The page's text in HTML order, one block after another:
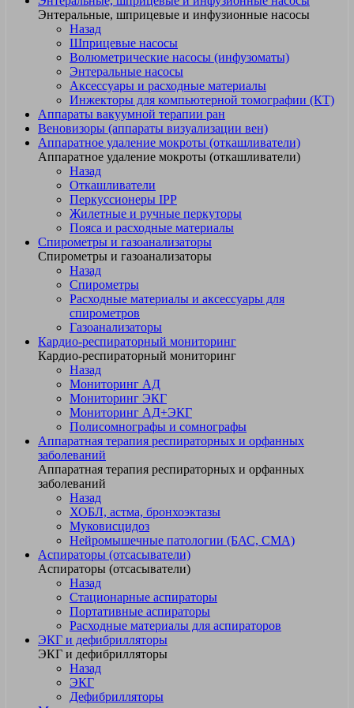
Энтеральные, шприцевые и инфузионные насосы
Назад
Шприцевые насосы
Волюметрические насосы (инфузоматы)
Энтеральные насосы
Аксессуары и расходные материалы
Инжекторы для компьютерной томографии (КТ)
Аппараты вакуумной терапии ран
Веновизоры (аппараты визуализации вен)
Аппаратное удаление мокроты (откашливатели)
Аппаратное удаление мокроты (откашливатели)
Назад
Откашливатели
Перкуссионеры IPP
Жилетные и ручные перкуторы
Пояса и расходные материалы
Спирометры и газоанализаторы
Спирометры и газоанализаторы
Назад
Спирометры
Расходные материалы и аксессуары для
спирометров
Газоанализаторы
Кардио-респираторный мониторинг
Кардио-респираторный мониторинг
Назад
Мониторинг АД
Мониторинг ЭКГ
Мониторинг АД+ЭКГ
Полисомнографы и сомнографы
Аппаратная терапия респираторных и орфанных
заболеваний
Аппаратная терапия респираторных и орфанных
заболеваний
Назад
ХОБЛ, астма, бронхоэктазы
Муковисцидоз
Нейромышечные патологии (БАС, СМА)
Аспираторы (отсасыватели)
Аспираторы (отсасыватели)
Назад
Стационарные аспираторы
Портативные аспираторы
Расходные материалы для аспираторов
ЭКГ и дефибрилляторы
ЭКГ и дефибрилляторы
Назад
ЭКГ
Дефибрилляторы